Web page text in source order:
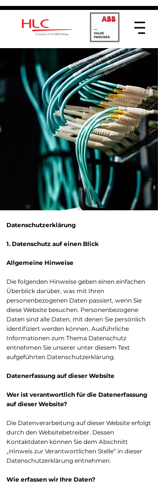
Datenschutzerklärung
1. Datenschutz auf einen Blick
Allgemeine Hinweise
Die folgenden Hinweise geben einen einfachen
Überblick darüber, was mit Ihren
personenbezogenen Daten passiert, wenn Sie
diese Website besuchen. Personenbezogene
Daten sind alle Daten, mit denen Sie persönlich
identifiziert werden können. Ausführliche
Informationen zum Thema Datenschutz
entnehmen Sie unserer unter diesem Text
aufgeführten Datenschutzerklärung.
Datenerfassung auf dieser Website
Wer ist verantwortlich für die Datenerfassung
auf dieser Website?
Die Datenverarbeitung auf dieser Website erfolgt
durch den Websitebetreiber. Dessen
Kontaktdaten können Sie dem Abschnitt
„Hinweis zur Verantwortlichen Stelle“ in dieser
Datenschutzerklärung entnehmen.
Wie erfassen wir Ihre Daten?